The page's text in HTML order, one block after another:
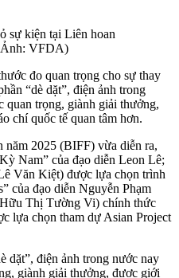
sự kiện tại Liên hoan
VFDA)
đo quan trọng cho sự thay
“dè dặt”, điện ảnh trong
quan trọng, giành giải thưởng,
chí quốc tế quan tâm hơn.
năm 2025 (BIFF) vừa diễn ra,
Nam” của đạo diễn Leon Lê;
Văn Kiệt) được lựa chọn trình
của đạo diễn Nguyễn Phạm
Thị Tường Vi) chính thức
lựa chọn tham dự Asian Project
dặt”, điện ảnh trong nước nay
giành giải thưởng, được giới